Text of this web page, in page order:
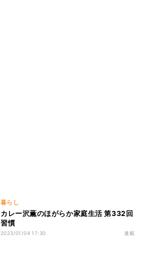
暮らし
カレー沢薫のほがらか家庭生活 第332回
習慣
2023/01/04 17:30 連載